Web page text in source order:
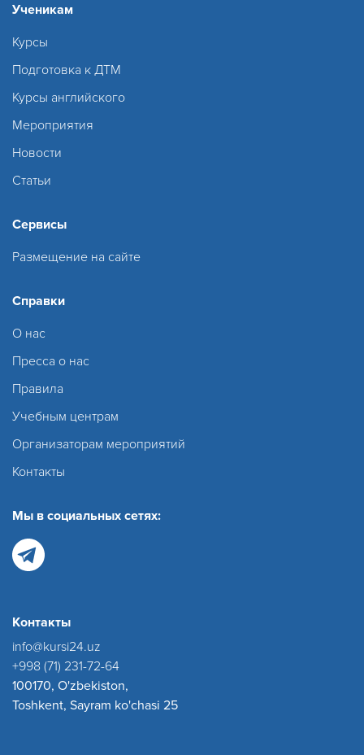
Ученикам
Курсы
Подготовка к ДТМ
Курсы английского
Мероприятия
Новости
Статьи
Сервисы
Размещение на сайте
Справки
О нас
Пресса о нас
Правила
Учебным центрам
Организаторам мероприятий
Контакты
Мы в социальных сетях:
Контакты
info@kursi24.uz
+998 (71) 231-72-64
100170, O'zbekiston,
Toshkent, Sayram ko'chasi 25